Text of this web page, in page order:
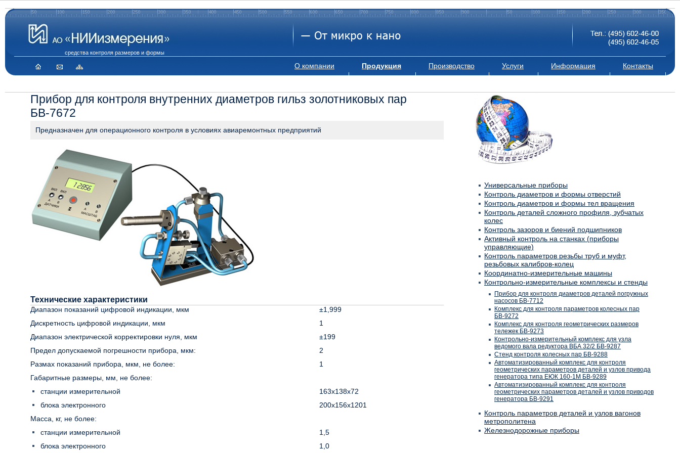
средства контроля размеров и формы
О компании Продукция Производство Услуги Информация Контакты
Прибор для контроля внутренних диаметров гильз золотниковых пар
БВ-7672
Предназначен для операционного контроля в условиях авиаремонтных предприятий
Технические характеристики
Диапазон показаний цифровой индикации, мкм
±1,999
Дискретность цифровой индикации, мкм
1
Диапазон электрической корректировки нуля, мкм
±199
Предел допускаемой погрешности прибора, мкм:
2
Размах показаний прибора, мкм, не более:
1
Габаритные размеры, мм, не более:
станции измерительной
163х138х72
блока электронного
200х156х1201
Масса, кг, не более:
станции измерительной
1,5
блока электронного
1,0
Универсальные приборы
Контроль диаметров и формы отверстий
Контроль диаметров и формы тел вращения
Контроль деталей сложного профиля, зубчатых
колес
Контроль зазоров и биений подшипников
Активный контроль на станках (приборы
управляющие)
Контроль параметров резьбы труб и муфт,
резьбовых калибров-колец
Координатно-измерительные машины
Контрольно-измерительные комплексы и стенды
Прибор для контроля диаметров деталей погружных
насосов БВ-7712
Комплекс для контроля параметров колесных пар
БВ-9272
Комплекс для контроля геометрических размеров
тележек БВ-9273
Контрольно-измерительный комплекс для узла
ведомого вала редуктора ВБА 32/2 БВ-9287
Стенд контроля колесных пар БВ-9288
Автоматизированный комплекс для контроля
геометрических параметров деталей и узлов привода
генератора типа ЕЮК 160-1М БВ-9289
Автоматизированный комплекс для контроля
геометрических параметров деталей и узлов приводов
генератора БВ-9291
Контроль параметров деталей и узлов вагонов
метрополитена
Железнодорожные приборы